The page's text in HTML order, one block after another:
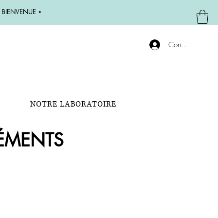
»
Connexion
NOTRE LABORATOIRE